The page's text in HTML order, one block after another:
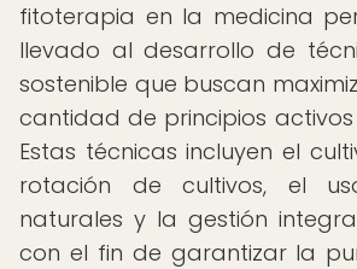
fitoterapia en la medicina
llevado al desarrollo de
sostenible que buscan
cantidad de principios
Estas técnicas incluyen el
rotación de cultivos, el
naturales y la gestión
con el fin de garantizar la